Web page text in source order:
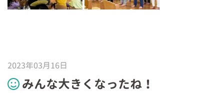
みんな大きくなったね！
2023年03月16日